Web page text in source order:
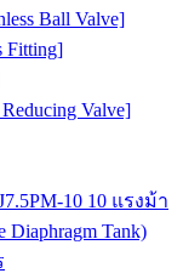
Ball Valve]
Fitting]
Valve]
10 10 แรงม้า
Tank)